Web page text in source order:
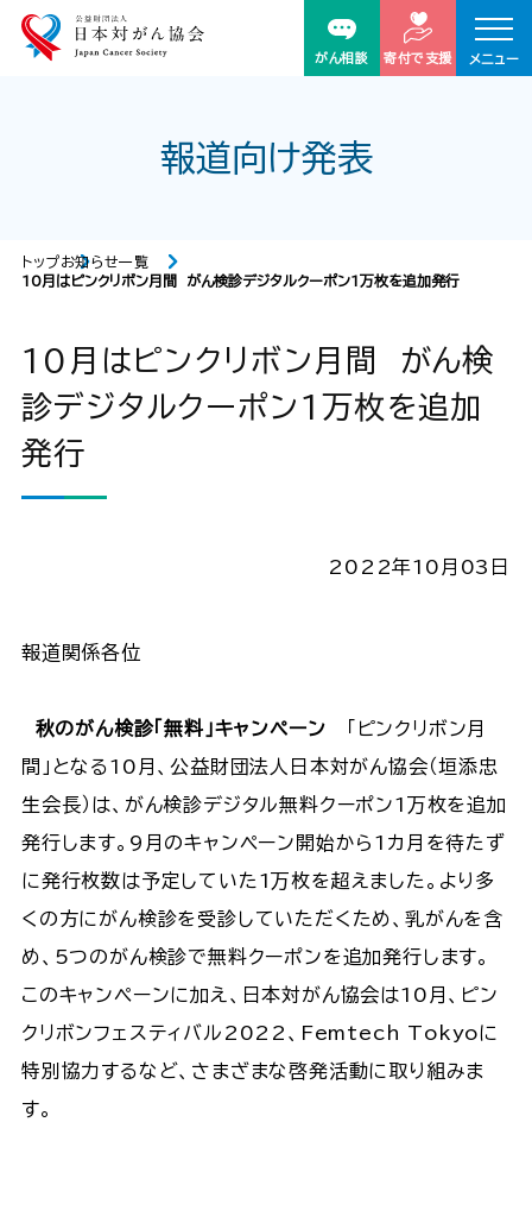
がん相談 寄付で支援 メニュー
報道向け発表
トップお知らせ一覧
10月はピンクリボン月間 がん検診デジタルクーポン1万枚を追加発行
10月はピンクリボン月間 がん検
診デジタルクーポン1万枚を追加
発行
2022年10月03日
報道関係各位
秋のがん検診｢無料｣キャンペーン 「ピンクリボン月
間」となる10月、公益財団法人日本対がん協会（垣添忠
生会長）は、がん検診デジタル無料クーポン1万枚を追加
発行します。9月のキャンペーン開始から1カ月を待たず
に発行枚数は予定していた1万枚を超えました。より多
くの方にがん検診を受診していただくため、乳がんを含
め、5つのがん検診で無料クーポンを追加発行します。
このキャンペーンに加え、日本対がん協会は10月、ピン
クリボンフェスティバル2022、Femtech Tokyoに
特別協力するなど、さまざまな啓発活動に取り組みま
す。